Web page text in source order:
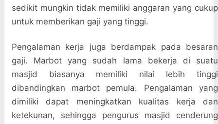
sedikit mungkin tidak memiliki anggaran yang cukup
untuk memberikan gaji yang tinggi.
Pengalaman kerja juga berdampak pada besaran
gaji. Marbot yang sudah lama bekerja di suatu
masjid biasanya memiliki nilai lebih tinggi
dibandingkan marbot pemula. Pengalaman yang
dimiliki dapat meningkatkan kualitas kerja dan
ketekunan, sehingga pengurus masjid cenderung